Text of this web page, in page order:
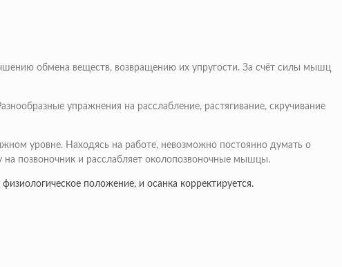
обмена веществ, возвращению их упругости. За счёт силы мышц
упражнения на расслабление, растягивание, скручивание
уровне. Находясь на работе, невозможно постоянно думать о
позвоночник и расслабляет околопозвоночные мышцы.
положение, и осанка корректируется.